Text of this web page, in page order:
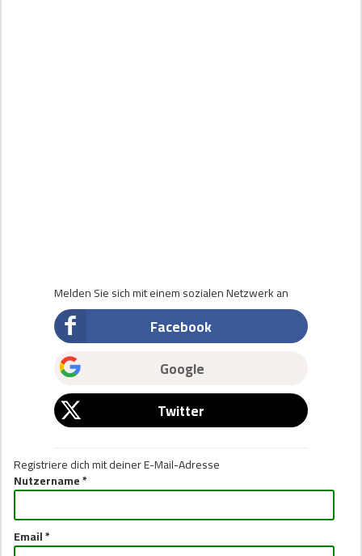
Melden Sie sich mit einem sozialen Netzwerk an
Facebook
Google
Twitter
Registriere dich mit deiner E-Mail-Adresse
Nutzername *
Email *